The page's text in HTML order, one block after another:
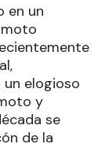
en un
elogioso
y
se
de la